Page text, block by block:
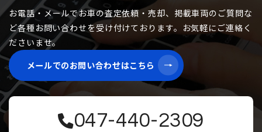
(3)取得した閲覧・購買履歴等の情報を分析し、
ユーザーに適した新商品・サービスをお知らせ
するためのユーザーが利用しているサービスの
新機能や更新情報、キャンペーン情報などをメ
ール送付によるご案内。
(4)ユーザーが利用しているサービスのメンテナ
利用規約に違反したユーザーの特定、その他
お電話・メールでお車の査定依頼・売却、掲載車両のご質問な
ど各種お問い合わせを受け付けております。お気軽にご連絡く
ださいませ。
メールでのお問い合わせはこちら
047-440-2309